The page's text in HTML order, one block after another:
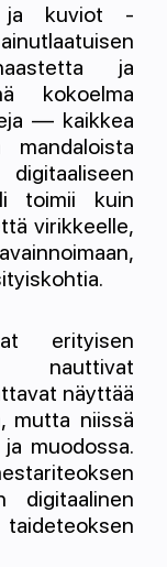
ja kuviot -
ja
kokoelma
— kaikkea
toimii kuin
virikkeelle,
erityisen
nauttivat
näyttää
mutta niissä
muodossa.
digitaalinen